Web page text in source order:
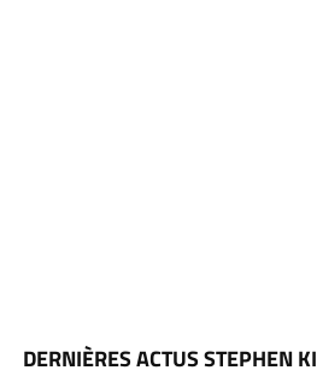
DERNIÈRES ACTUS STEPHEN